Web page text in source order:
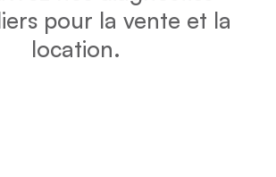
pour la vente et la
location.